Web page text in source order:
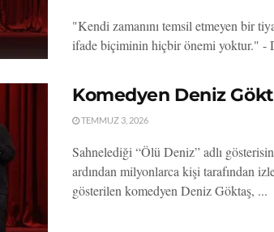
"Kendi zamanını temsil etmeyen bir
ifade biçiminin hiçbir önemi yoktur." -
Komedyen Deniz
TEMMUZ 3, 2026
Sahnelediği “Ölü Deniz” adlı
ardından milyonlarca kişi tarafından
gösterilen komedyen Deniz Göktaş, ...